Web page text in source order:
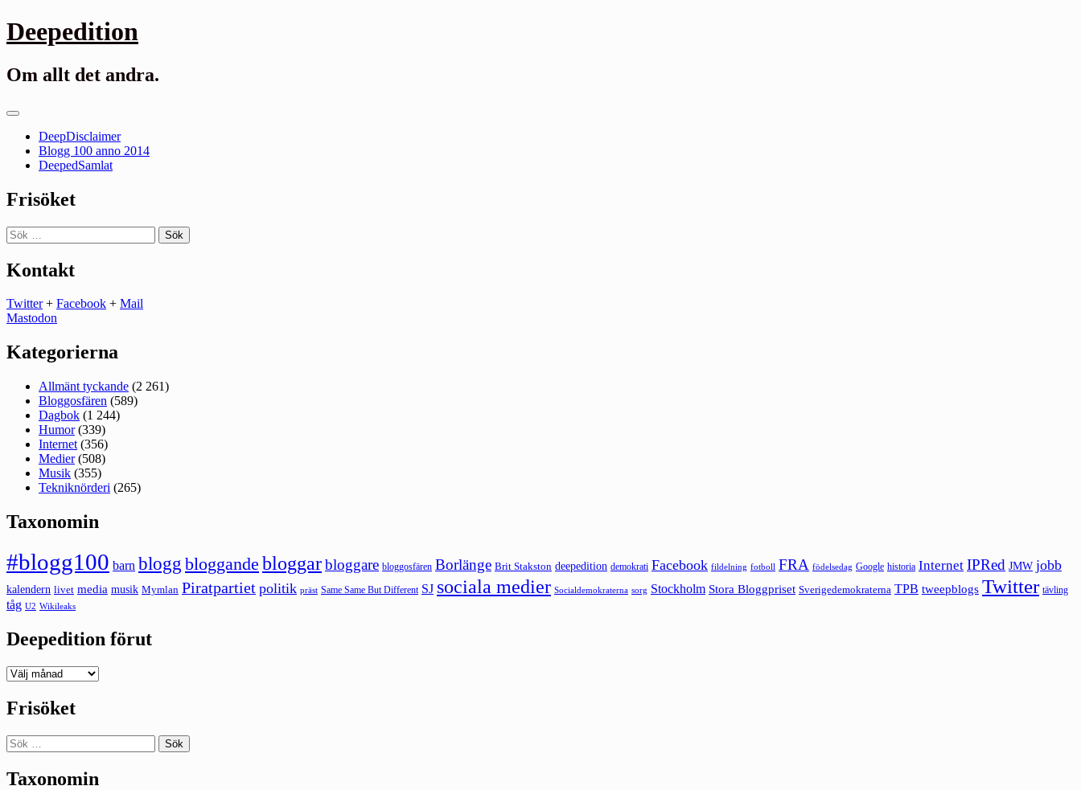
Gå
till
Deepedition
Om allt det andra.
Primär
DeepDisclaimer
Blogg 100 anno 2014
DeepedSamlat
Frisöket
Sök
efter:
Kontakt
Twitter+ Facebook + Mail
Mastodon
Kategorierna
Allmänt tyckande (2 261)
Bloggosfären (589)
Dagbok (1 244)
Humor(339)
Internet (356)
Medier(508)
Musik (355)
Tekniknörderi (265)
Taxonomin
#blogg100 barn blogg bloggande bloggarbloggare bloggosfären Borlänge Brit Stakston deepedition demokrati Facebook fildelning fotboll FRA födelsedag Google historia Internet IPRed JMW jobb
kalendern livet media musik Mymlan Piratpartiet politik präst Same Same But Different SJ sociala medier Socialdemokraterna sorg Stockholm Stora Bloggpriset Sverigedemokraterna TPB tweepblogs Twitter tävling
tåg U2 Wikileaks
Deepedition förut
Deepedition
Frisöket
Sök
efter:
Taxonomin